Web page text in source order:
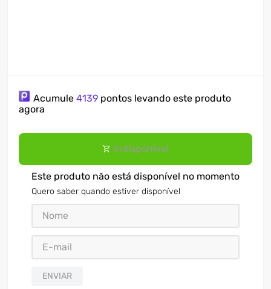
Acumule 4139 pontos levando este produto
agora
Indisponível
Este produto não está disponível no momento
Quero saber quando estiver disponível
ENVIAR